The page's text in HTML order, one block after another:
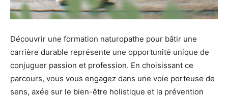
Découvrir une formation naturopathe pour bâtir une
carrière durable représente une opportunité unique de
conjuguer passion et profession. En choisissant ce
parcours, vous vous engagez dans une voie porteuse de
sens, axée sur le bien-être holistique et la prévention